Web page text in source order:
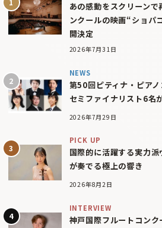
あの感動をスクリーン
ンクールの映画“ショパ
開決定
2026年7月31日
NEWS
第50回ピティナ・ピアノ
セミファイナリスト6名
2026年7月29日
PICK UP
国際的に活躍する実力
が奏でる極上の響き
2026年8月2日
INTERVIEW
神戸国際フルートコン